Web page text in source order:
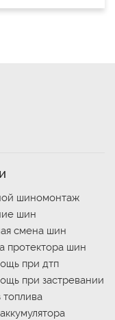
шиномонтаж
шин
смена шин
протектора шин
при дтп
при застревании